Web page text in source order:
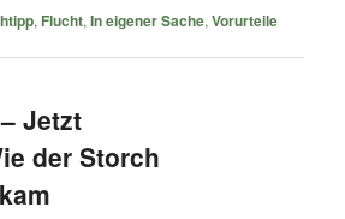
, Flucht,In eigener Sache,Vorurteile
Jetzt
der Storch